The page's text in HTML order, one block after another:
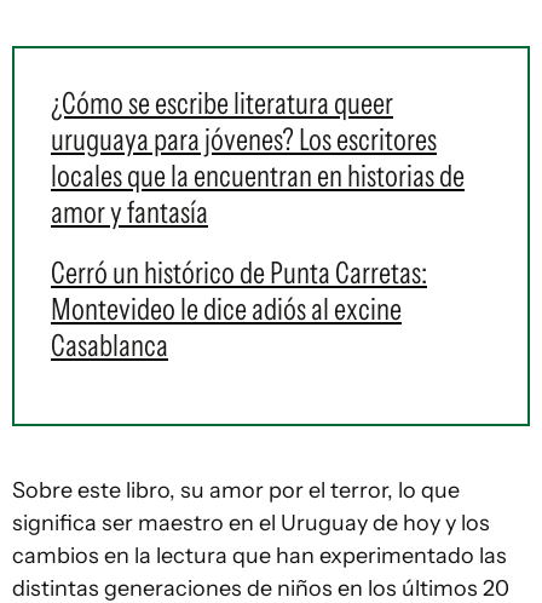
¿Cómo se escribe literatura queer
uruguaya para jóvenes? Los escritores
locales que la encuentran en historias de
amor y fantasía
Cerró un histórico de Punta Carretas:
Montevideo le dice adiós al excine
Casablanca
Sobre este libro, su amor por el terror, lo que
significa ser maestro en el Uruguay de hoy y los
cambios en la lectura que han experimentado las
distintas generaciones de niños en los últimos 20